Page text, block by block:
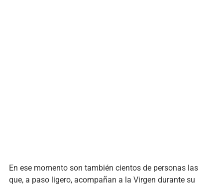
En ese momento son también cientos de personas las
que, a paso ligero, acompañan a la Virgen durante su